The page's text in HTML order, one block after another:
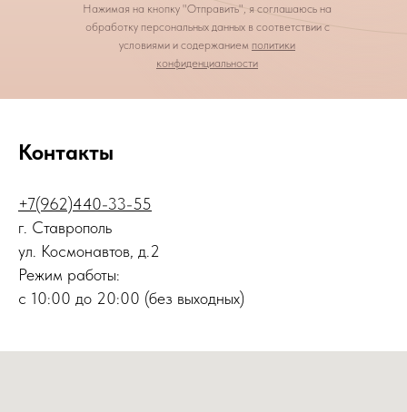
Нажимая на кнопку "Отправить", я соглашаюсь на
обработку персональных данных в соответствии с
условиями и содержанием политики
конфиденциальности
Контакты
+7(962)440-33-55
г. Ставрополь
ул. Космонавтов, д.2
Режим работы:
с 10:00 до 20:00 (без выходных)